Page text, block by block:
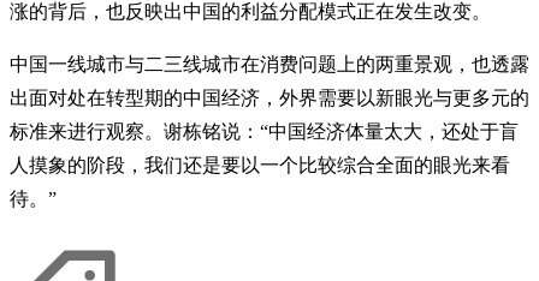
涨的背后，也反映出中国的利益分配模式正在发生改变。
中国一线城市与二三线城市在消费问题上的两重景观，也透露
出面对处在转型期的中国经济，外界需要以新眼光与更多元的
标准来进行观察。谢栋铭说：“中国经济体量太大，还处于盲
人摸象的阶段，我们还是要以一个比较综合全面的眼光来看
待。”